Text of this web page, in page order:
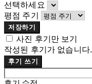
선택하세요
평점 주기
저장하기
사진 후기만 보기
작성된 후기가 없습니다.
후기 쓰기